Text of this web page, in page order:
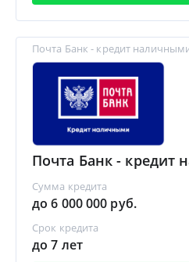
Почта Банк - кредит
Почта Банк - кредит
Сумма кредита
до 6 000 000 руб.
Срок кредита
до 7 лет